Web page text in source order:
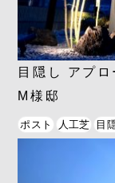
目隠し アプ
M様邸
ポスト 人工芝 目